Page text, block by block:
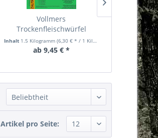
Vollmers
Trockenfleischwürfel
Inhalt 1.5 Kilogramm (6,30 € * / 1 Kilogramm)
ab 9,45 € *
Vollmers
Inhalt
ab
Artikel pro Seite: